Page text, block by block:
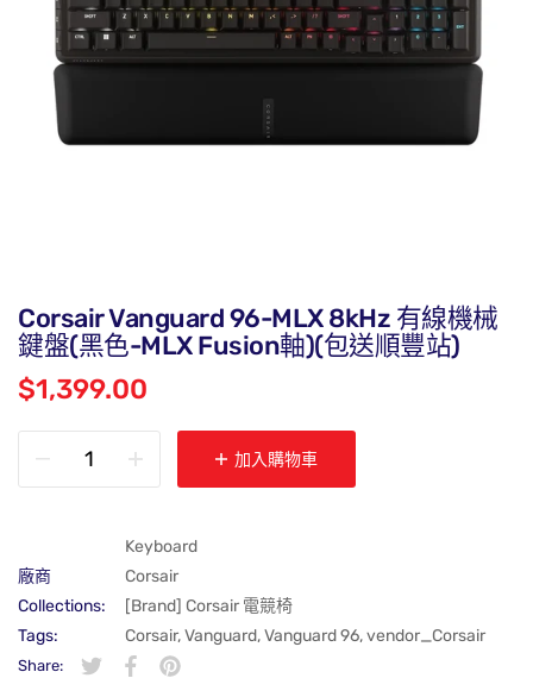
Corsair Vanguard 96-MLX 8kHz 有線機械
鍵盤(黑色-MLX Fusion軸)(包送順豐站)
$1,399.00
加入購物車
Keyboard
廠商
Corsair
Collections:
[Brand] Corsair 電競椅
Tags:
Corsair,Vanguard,Vanguard 96,vendor_Corsair
Share:
在 Twitter 上發佈 Twitter 貼文
在新視窗中開啟。
分享至 Facebook
在新視窗中開啟。
在 Pinterest 上發佈 Pin 貼文
在新視窗中開啟。